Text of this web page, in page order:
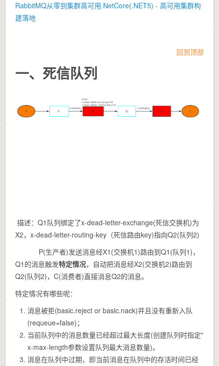
RabbitMQ从零到集群高可用.NetCore(.NET5) - 高可用集群构
建落地
回到顶部
一、死信队列
描述：Q1队列绑定了x-dead-letter-exchange(死信交换机)为
X2，x-dead-letter-routing-key（死信路由key)指向Q2(队列2)
P(生产者)发送消息经X1(交换机1)路由到Q1(队列1)，
Q1的消息触发特定情况，自动把消息经X2(交换机2)路由到
Q2(队列2)，C(消费者)直接消息Q2的消息。
特定情况有哪些呢：
消息被拒(basic.reject or basic.nack)并且没有重新入队
(requeue=false)；
当前队列中的消息数量已经超过最大长度(创建队列时指定"
x-max-length参数设置队列最大消息数量)。
消息在队列中过期，即当前消息在队列中的存活时间已经